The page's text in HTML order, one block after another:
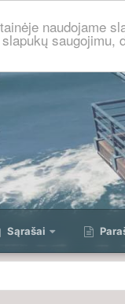
naudojame
saugojimu,
Sąrašai